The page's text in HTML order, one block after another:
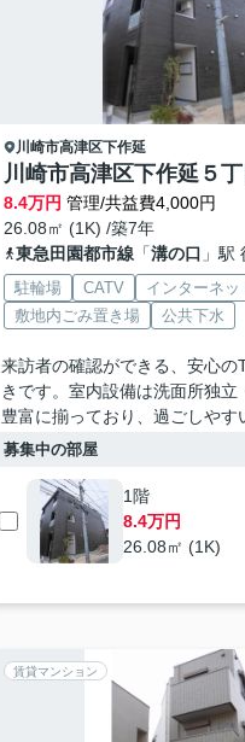
川崎市高津区下作延
川崎市高津区下作延５
8.4万円 管理/共益費4,000円
26.08㎡ (1K) /築7年
東急田園都市線「溝の口 」駅
駐輪場 CATV
インターネッ
敷地内ごみ置き場
公共下水
来訪者の確認ができる、安心の
きです。室内設備は洗面所独立
豊富に揃っており、過ごしやす
募集中の部屋
1階
8.4万円
26.08㎡ (1K)
賃貸マンション